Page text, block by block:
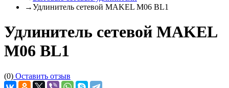
→Удлинитель сетевой MAKEL M06 BL1
Удлинитель сетевой MAKEL
M06 BL1
(0) Оставить отзыв